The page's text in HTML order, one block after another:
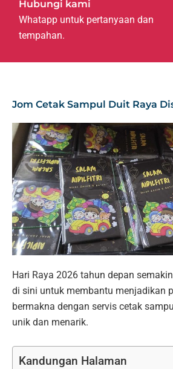
Hubungi kami
Whatapp untuk pertanyaan dan
tempahan.
Jom Cetak Sampul Duit Raya
Hari Raya 2026 tahun depan
di sini untuk membantu menjadikan
bermakna dengan servis cetak
unik dan menarik.
Kandungan Halaman